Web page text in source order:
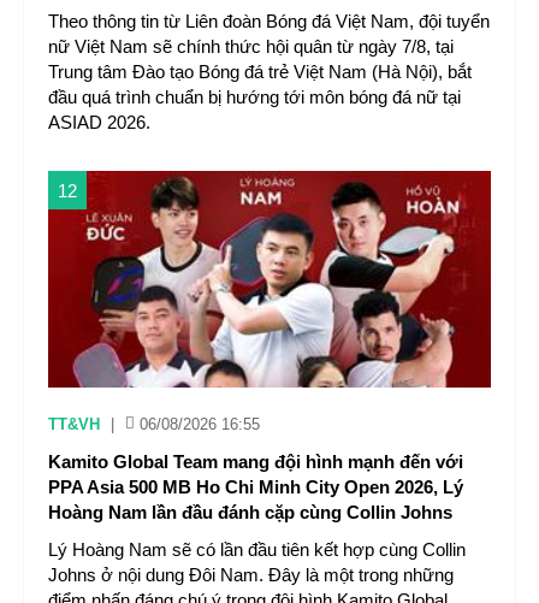
Theo thông tin từ Liên đoàn Bóng đá Việt Nam, đội tuyển
nữ Việt Nam sẽ chính thức hội quân từ ngày 7/8, tại
Trung tâm Đào tạo Bóng đá trẻ Việt Nam (Hà Nội), bắt
đầu quá trình chuẩn bị hướng tới môn bóng đá nữ tại
ASIAD 2026.
12
TT&VH 06/08/2026 16:55
Kamito Global Team mang đội hình mạnh đến với
PPA Asia 500 MB Ho Chi Minh City Open 2026, Lý
Hoàng Nam lần đầu đánh cặp cùng Collin Johns
Lý Hoàng Nam sẽ có lần đầu tiên kết hợp cùng Collin
Johns ở nội dung Đôi Nam. Đây là một trong những